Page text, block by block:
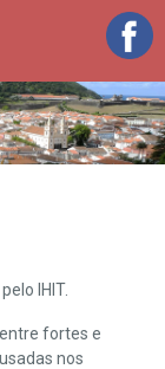
IHIT.
fortes e
nos